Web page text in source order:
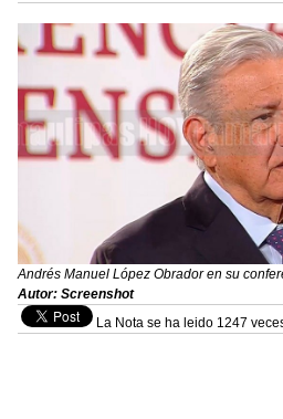
Andrés Manuel López Obrador en su
Autor: Screenshot
La Nota se ha leido 1247